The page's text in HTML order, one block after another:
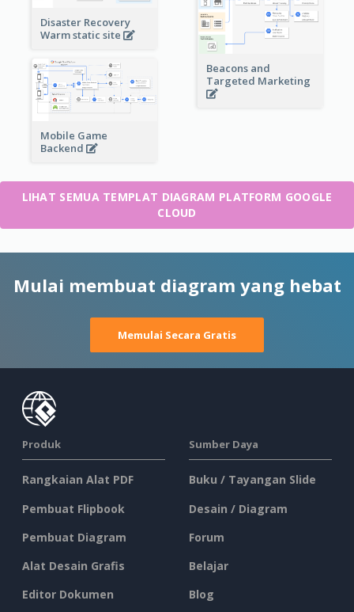
Disaster Recovery
Warm static site
Beacons and
Targeted Marketing
Mobile Game
Backend
LIHAT SEMUA TEMPLAT DIAGRAM PLATFORM GOOGLE
CLOUD
Mulai membuat diagram yang hebat
Memulai Secara Gratis
Produk
Rangkaian Alat PDF
Pembuat Flipbook
Pembuat Diagram
Alat Desain Grafis
Editor Dokumen
Sumber Daya
Buku / Tayangan Slide
Desain / Diagram
Forum
Belajar
Blog